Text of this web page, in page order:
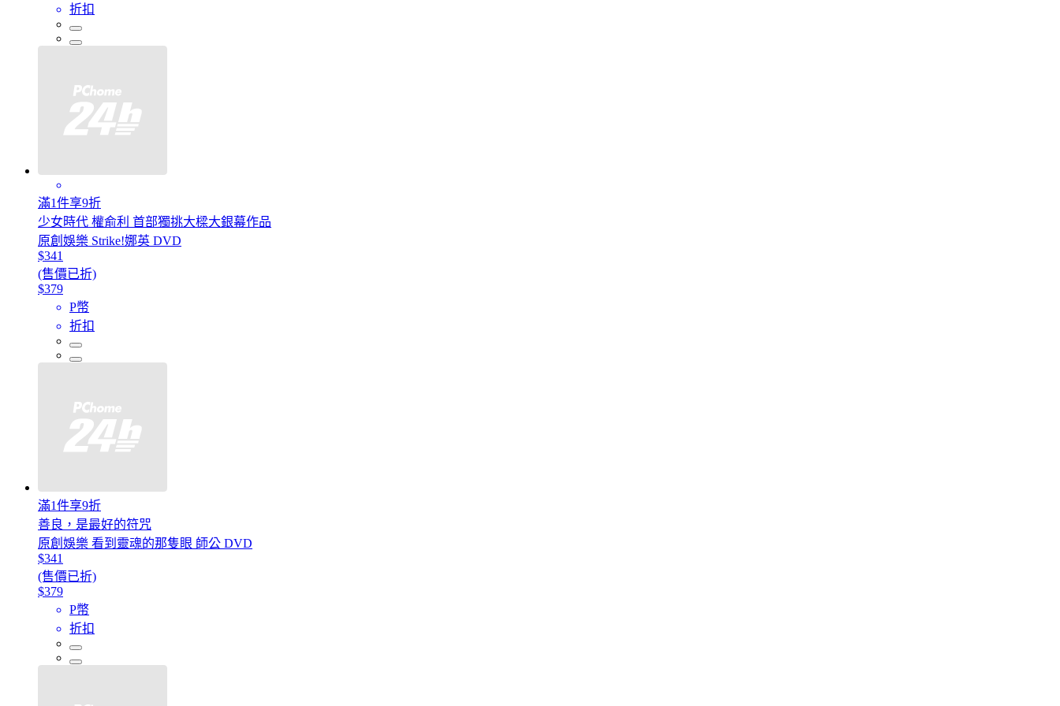
折扣
滿1件享9折
少女時代 權俞利 首部獨挑大樑大銀幕作品
原創娛樂 Strike!娜英 DVD
$341
(售價已折)
$379
P幣
折扣
滿1件享9折
善良，是最好的符咒
原創娛樂 看到靈魂的那隻眼 師公 DVD
$341
(售價已折)
$379
P幣
折扣